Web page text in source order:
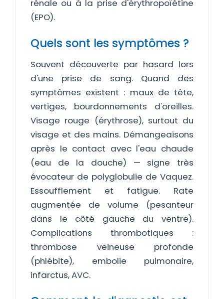
rénale ou à la prise d'érythropoïétine
(EPO).
Quels sont les symptômes ?
Souvent découverte par hasard lors
d'une prise de sang. Quand des
symptômes existent : maux de tête,
vertiges, bourdonnements d'oreilles.
Visage rouge (érythrose), surtout du
visage et des mains. Démangeaisons
après le contact avec l'eau chaude
(eau de la douche) — signe très
évocateur de polyglobulie de Vaquez.
Essoufflement et fatigue. Rate
augmentée de volume (pesanteur
dans le côté gauche du ventre).
Complications thrombotiques :
thrombose veineuse profonde
(phlébite), embolie pulmonaire,
infarctus, AVC.